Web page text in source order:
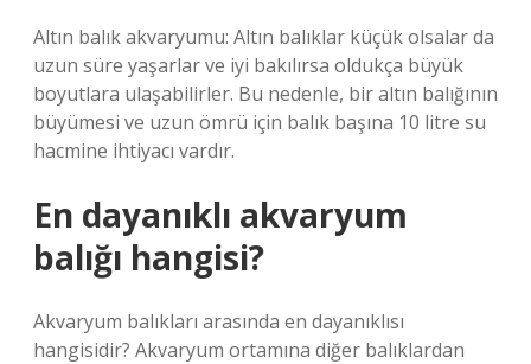
Altın balık akvaryumu: Altın balıklar küçük olsalar da
uzun süre yaşarlar ve iyi bakılırsa oldukça büyük
boyutlara ulaşabilirler. Bu nedenle, bir altın balığının
büyümesi ve uzun ömrü için balık başına 10 litre su
hacmine ihtiyacı vardır.
En dayanıklı akvaryum
balığı hangisi?
Akvaryum balıkları arasında en dayanıklısı
hangisidir? Akvaryum ortamına diğer balıklardan